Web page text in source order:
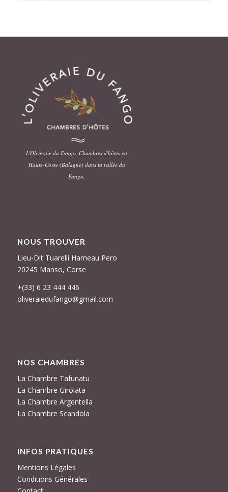
L'Oliveraie du Fango, Chambres d'hôtes en
Haute-Corse (Balagne) dans la vallée du
Fango.
NOUS TROUVER
Lieu-Dit Tuarelli Hameau Pero
20245 Manso, Corse
+(33) 6 23 444 446
oliveraiedufango@gmail.com
NOS CHAMBRES
La Chambre Tafunatu
La Chambre Girolata
La Chambre Argentella
La Chambre Scandola
INFOS PRATIQUES
Mentions Légales
Conditions Générales